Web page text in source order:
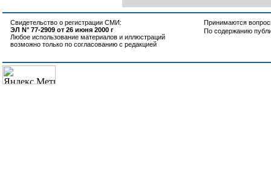
Свидетельство о регистрации СМИ:
ЭЛ N° 77-2909 от 26 июня 2000 г
Любое использование материалов и иллюстраций
возможно только по согласованию с редакцией
Принимаются
По содержанию